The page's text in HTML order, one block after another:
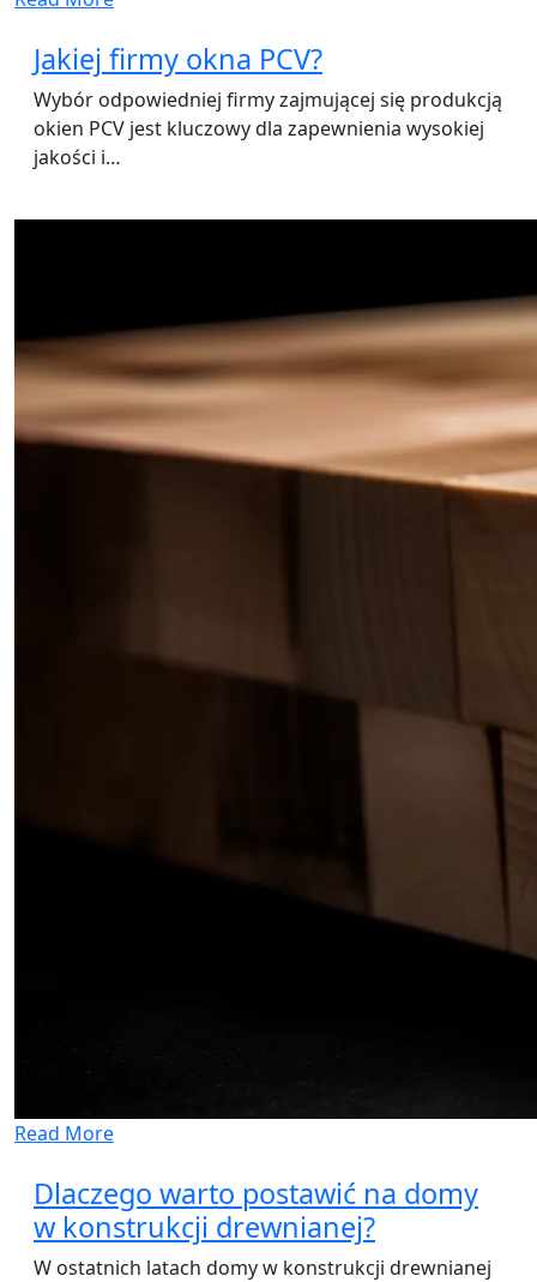
Jakiej firmy okna PCV?
Wybór odpowiedniej firmy zajmującej się produkcją
okien PCV jest kluczowy dla zapewnienia wysokiej
jakości i…
Read More
Dlaczego warto postawić na domy
w konstrukcji drewnianej?
W ostatnich latach domy w konstrukcji drewnianej